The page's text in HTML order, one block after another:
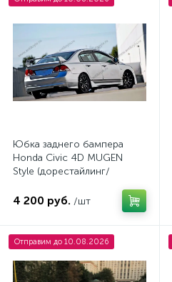
Юбка заднего бампера
Honda Civic 4D MUGEN
Style (дорестайлинг/
4 200 руб. /шт
Отправим до 10.08.2026